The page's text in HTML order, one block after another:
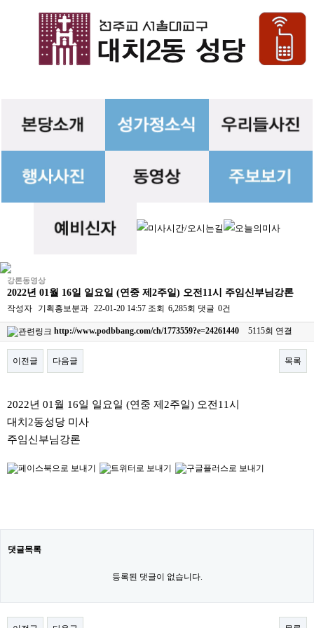
강론동영상
2022년 01월 16일 일요일 (연중 제2주일) 오전11시 주임신부님강론
작성자 기획홍보분과 22-01-20 14:57 조회 6,285회 댓글 0건
http://www.podbbang.com/ch/1773559?e=24261440 5115회 연결
이전글 다음글 목록
2022년 01월 16일 일요일 (연중 제2주일) 오전11시
대치2동성당 미사
주임신부님강론
댓글목록
등록된 댓글이 없습니다.